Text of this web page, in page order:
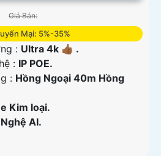
Giá Bán:
Mại: 5%-35%
: Ultra 4k 👍🏾 .
: IP POE.
: Hồng Ngoại 40m Hồng
Kim loại.
AI.